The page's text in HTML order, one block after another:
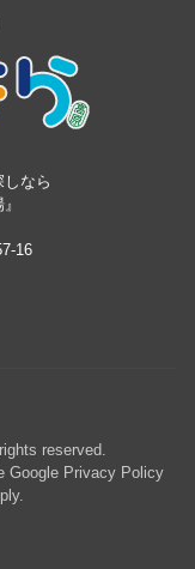
なら
16
reserved.
Google Privacy Policy